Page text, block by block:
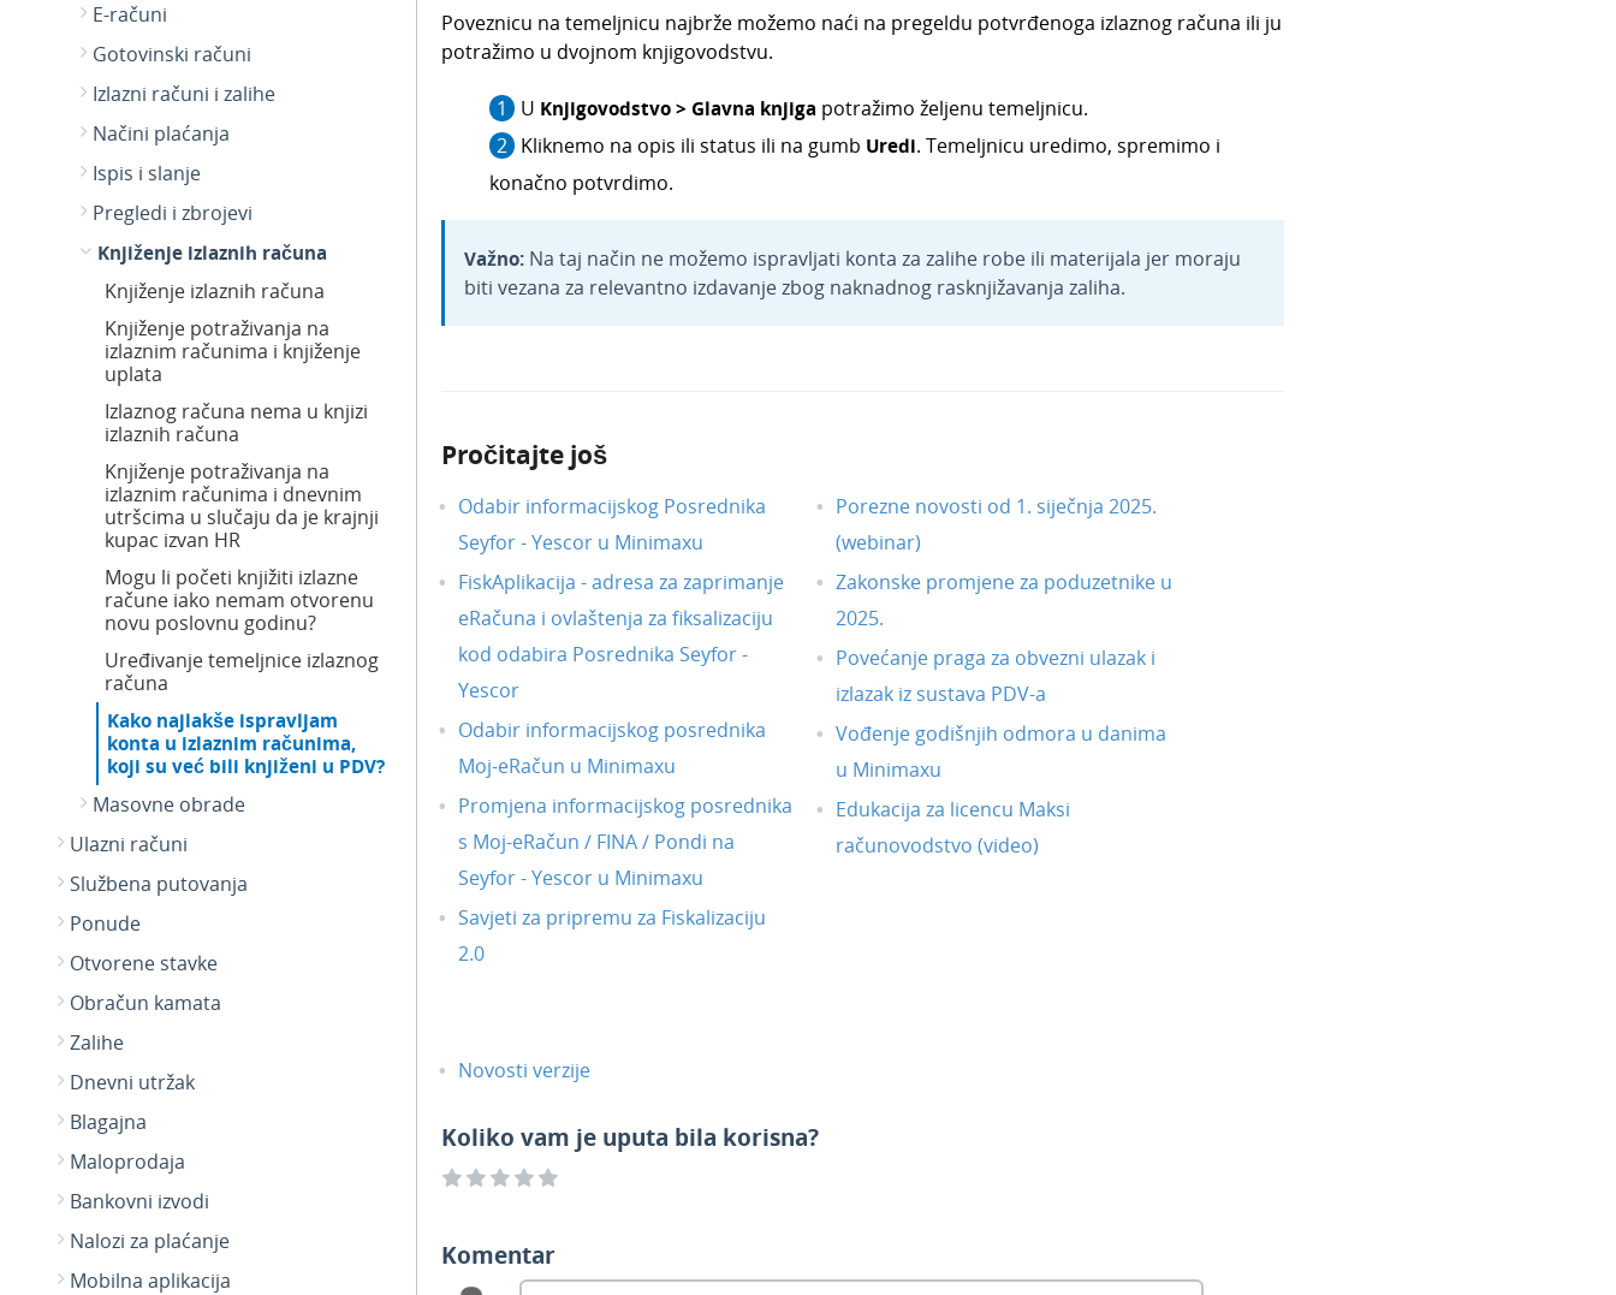
E-računi
Gotovinski računi
Izlazni računi i zalihe
Načini plaćanja
Ispis i slanje
Pregledi i zbrojevi
Knjiženje izlaznih računa
Knjiženje izlaznih računa
Knjiženje potraživanja na
izlaznim računima i knjiženje
uplata
Izlaznog računa nema u knjizi
izlaznih računa
Knjiženje potraživanja na
izlaznim računima i dnevnim
utršcima u slučaju da je krajnji
kupac izvan HR
Mogu li početi knjižiti izlazne
račune iako nemam otvorenu
novu poslovnu godinu?
Uređivanje temeljnice izlaznog
računa
Kako najlakše ispravljam
konta u izlaznim računima,
koji su već bili knjiženi u PDV?
Masovne obrade
Ulazni računi
Službena putovanja
Ponude
Otvorene stavke
Obračun kamata
Zalihe
Dnevni utržak
Blagajna
Maloprodaja
Bankovni izvodi
Nalozi za plaćanje
Mobilna aplikacija
Poveznicu na temeljnicu najbrže možemo naći na pregeldu potvrđenoga izlaznog računa ili ju
potražimo u dvojnom knjigovodstvu.
U Knjigovodstvo > Glavna knjiga potražimo željenu temeljnicu.
Kliknemo na opis ili status ili na gumb Uredi. Temeljnicu uredimo, spremimo i
konačno potvrdimo.
Važno: Na taj način ne možemo ispravljati konta za zalihe robe ili materijala jer moraju
biti vezana za relevantno izdavanje zbog naknadnog rasknjižavanja zaliha.
Pročitajte još
Odabir informacijskog Posrednika
Seyfor - Yescor u Minimaxu
FiskAplikacija - adresa za zaprimanje
eRačuna i ovlaštenja za fiksalizaciju
kod odabira Posrednika Seyfor -
Yescor
Odabir informacijskog posrednika
Moj-eRačun u Minimaxu
Promjena informacijskog posrednika
s Moj-eRačun / FINA / Pondi na
Seyfor - Yescor u Minimaxu
Savjeti za pripremu za Fiskalizaciju
2.0
Novosti verzije
Porezne novosti od 1. siječnja 2025.
(webinar)
Zakonske promjene za poduzetnike u
2025.
Povećanje praga za obvezni ulazak i
izlazak iz sustava PDV-a
Vođenje godišnjih odmora u danima
u Minimaxu
Edukacija za licencu Maksi
računovodstvo (video)
Koliko vam je uputa bila korisna?
Komentar